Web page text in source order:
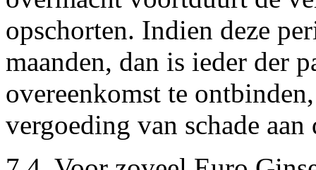
opschorten. Indien deze
maanden, dan is ieder der
overeenkomst te
vergoeding van schade